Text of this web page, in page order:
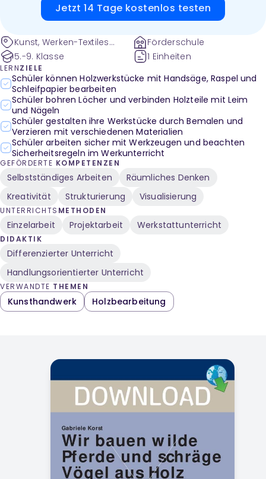
Jetzt 14 Tage kostenlos testen
Kunst, Werken-Textiles
Gestalten
5.-9. Klasse
Förderschule
1 Einheiten
LERNZIELE
Schüler können Holzwerkstücke mit Handsäge, Raspel und
Schleifpapier bearbeiten
Schüler bohren Löcher und verbinden Holzteile mit Leim
und Nägeln
Schüler gestalten ihre Werkstücke durch Bemalen und
Verzieren mit verschiedenen Materialien
Schüler arbeiten sicher mit Werkzeugen und beachten
Sicherheitsregeln im Werkunterricht
GEFÖRDERTE KOMPETENZEN
Selbstständiges Arbeiten
Räumliches Denken
Kreativität
Strukturierung Visualisierung
UNTERRICHTS METHODEN
Einzelarbeit Projektarbeit Werkstattunterricht
DIDAKTIK
Differenzierter Unterricht
Handlungsorientierter Unterricht
VERWANDTE THEMEN
Kunsthandwerk Holzbearbeitung